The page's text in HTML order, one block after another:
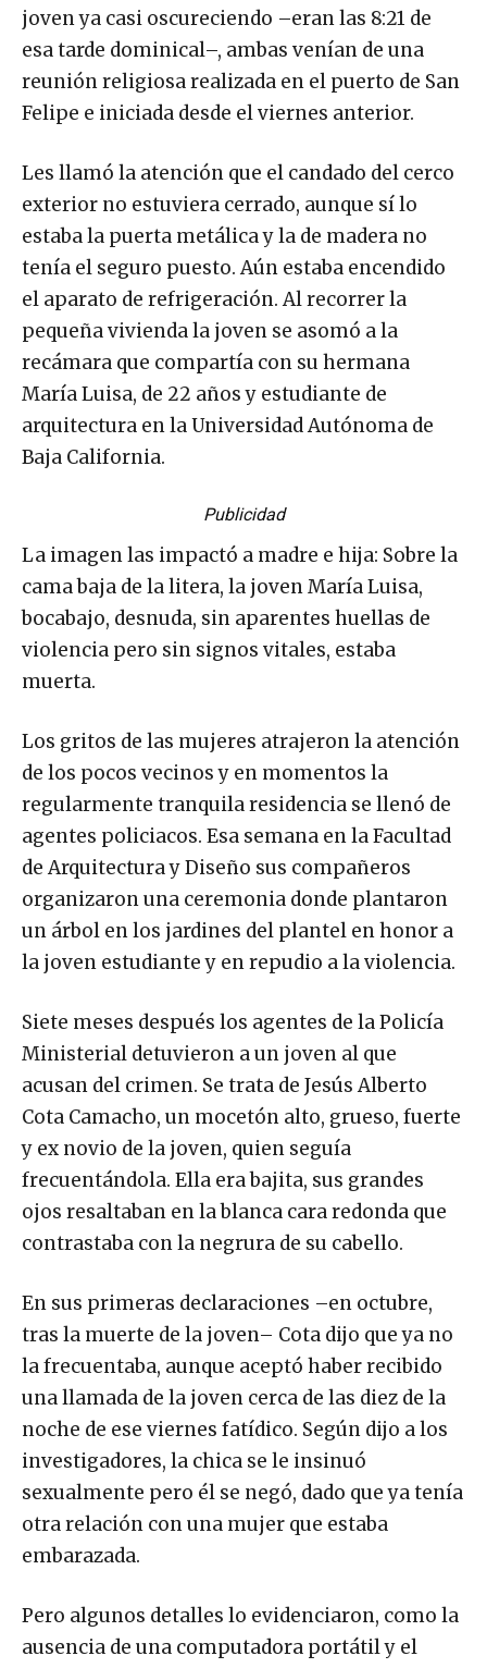
joven ya casi oscureciendo –eran las 8:21 de
esa tarde dominical–, ambas venían de una
reunión religiosa realizada en el puerto de San
Felipe e iniciada desde el viernes anterior.
Les llamó la atención que el candado del cerco
exterior no estuviera cerrado, aunque sí lo
estaba la puerta metálica y la de madera no
tenía el seguro puesto. Aún estaba encendido
el aparato de refrigeración. Al recorrer la
pequeña vivienda la joven se asomó a la
recámara que compartía con su hermana
María Luisa, de 22 años y estudiante de
arquitectura en la Universidad Autónoma de
Baja California.
Publicidad
La imagen las impactó a madre e hija: Sobre la
cama baja de la litera, la joven María Luisa,
bocabajo, desnuda, sin aparentes huellas de
violencia pero sin signos vitales, estaba
muerta.
Los gritos de las mujeres atrajeron la atención
de los pocos vecinos y en momentos la
regularmente tranquila residencia se llenó de
agentes policiacos. Esa semana en la Facultad
de Arquitectura y Diseño sus compañeros
organizaron una ceremonia donde plantaron
un árbol en los jardines del plantel en honor a
la joven estudiante y en repudio a la violencia.
Siete meses después los agentes de la Policía
Ministerial detuvieron a un joven al que
acusan del crimen. Se trata de Jesús Alberto
Cota Camacho, un mocetón alto, grueso, fuerte
y ex novio de la joven, quien seguía
frecuentándola. Ella era bajita, sus grandes
ojos resaltaban en la blanca cara redonda que
contrastaba con la negrura de su cabello.
En sus primeras declaraciones –en octubre,
tras la muerte de la joven– Cota dijo que ya no
la frecuentaba, aunque aceptó haber recibido
una llamada de la joven cerca de las diez de la
noche de ese viernes fatídico. Según dijo a los
investigadores, la chica se le insinuó
sexualmente pero él se negó, dado que ya tenía
otra relación con una mujer que estaba
embarazada.
Pero algunos detalles lo evidenciaron, como la
ausencia de una computadora portátil y el